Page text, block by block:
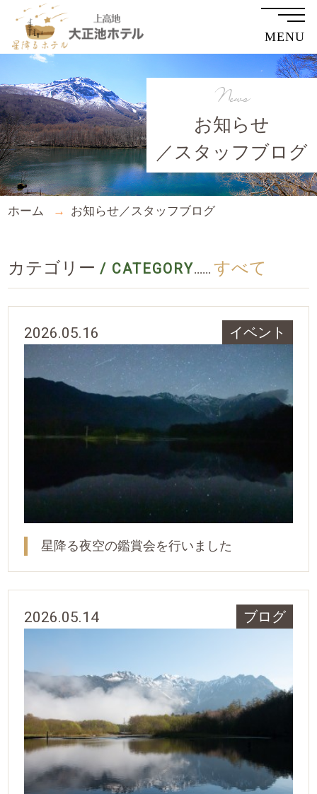
MENU
お知らせ
／スタッフブログ
News
ホーム お知らせ／スタッフブログ
カテゴリー / CATEGORY...... すべて
2026.05.16 イベント
星降る夜空の鑑賞会を行いました
2026.05.14 ブログ